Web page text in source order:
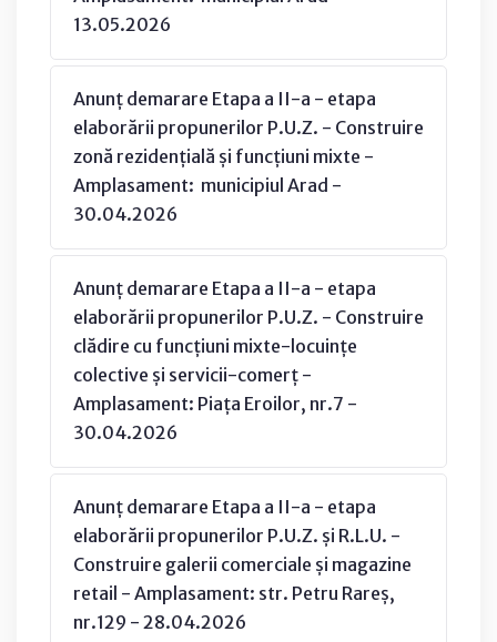
13.05.2026
Anunț demarare Etapa a II-a - etapa
elaborării propunerilor P.U.Z. - Construire
zonă rezidențială și funcțiuni mixte -
Amplasament: municipiul Arad -
30.04.2026
Anunț demarare Etapa a II-a - etapa
elaborării propunerilor P.U.Z. - Construire
clădire cu funcțiuni mixte-locuințe
colective și servicii-comerț -
Amplasament: Piața Eroilor, nr.7 -
30.04.2026
Anunț demarare Etapa a II-a - etapa
elaborării propunerilor P.U.Z. și R.L.U. -
Construire galerii comerciale și magazine
retail - Amplasament: str. Petru Rareș,
nr.129 - 28.04.2026